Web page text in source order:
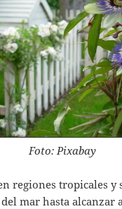
Foto: Pixabay
regiones tropicales y
mar hasta alcanzar